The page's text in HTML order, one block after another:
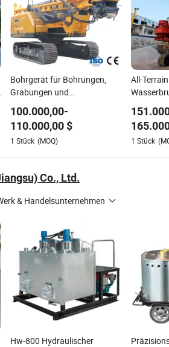
Bohrgerät für Bohrungen,
Grabungen und
Wasserbrunnen, Bergbau,
Erkundung, Aushub,
geotechnische Bohrungen,
Baumaschine
100.000,00-
110.000,00 $
1 Stück (MOQ)
All-
Pfahlbau
1 Stück
Co., Ltd.
& Handelsunternehmen
Hw-800 Hydraulischer